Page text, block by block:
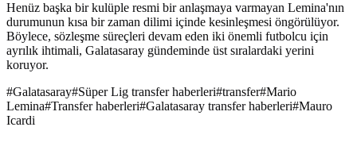
Henüz başka bir kulüple resmi bir anlaşmaya varmayan Lemina'nın
durumunun kısa bir zaman dilimi içinde kesinleşmesi öngörülüyor.
Böylece, sözleşme süreçleri devam eden iki önemli futbolcu için
ayrılık ihtimali, Galatasaray gündeminde üst sıralardaki yerini
koruyor.
#Galatasaray#Süper Lig transfer haberleri#transfer#Mario
Lemina#Transfer haberleri#Galatasaray transfer haberleri#Mauro
Icardi